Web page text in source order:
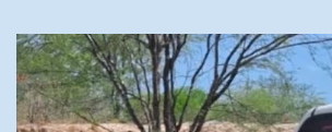
instituições e tecnologias voltadas ao setor.
técnicas, a feira contará com programação
agosto, o público poderá prestigiar o show
seguido de apresentação musical de Vê